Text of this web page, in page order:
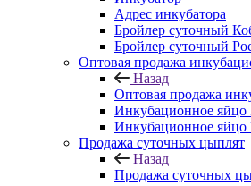
Адрес инкубатора
Бройлер суточный
Бройлер суточный
Оптовая продажа
Назад
Оптовая продажа
Инкубационное яйцо
Инкубационное яйцо
Продажа суточных цыплят
Назад
Продажа суточных